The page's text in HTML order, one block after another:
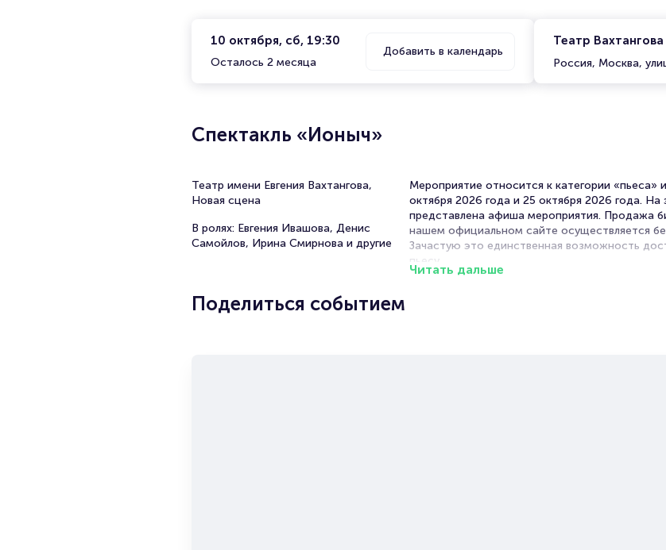
10 октября, сб, 19:30
Осталось 2 месяца
Добавить в календарь
Театр Вахтангова
Россия, Москва,
Спектакль «Ионыч»
Театр имени Евгения Вахтангова,
Новая сцена
В ролях: Евгения Ивашова, Денис
Самойлов, Ирина Смирнова и другие
Мероприятие относится к категории «пьеса»
октября 2026 года и 25 октября 2026 года. На
представлена афиша мероприятия. Продажа
нашем официальном сайте осуществляется
Зачастую это единственная возможность
пьесу.
Читать дальше
Поделиться событием